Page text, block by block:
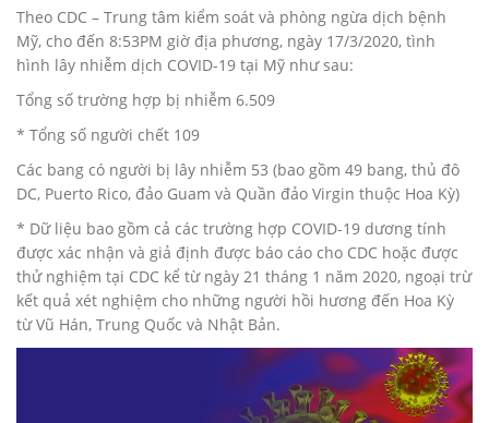
Theo CDC – Trung tâm kiểm soát và phòng ngừa dịch bệnh
Mỹ, cho đến 8:53PM giờ địa phương, ngày 17/3/2020, tình
hình lây nhiễm dịch COVID-19 tại Mỹ như sau:
Tổng số trường hợp bị nhiễm 6.509
* Tổng số người chết 109
Các bang có người bị lây nhiễm 53 (bao gồm 49 bang, thủ đô
DC, Puerto Rico, đảo Guam và Quần đảo Virgin thuộc Hoa Kỳ)
* Dữ liệu bao gồm cả các trường hợp COVID-19 dương tính
được xác nhận và giả định được báo cáo cho CDC hoặc được
thử nghiệm tại CDC kể từ ngày 21 tháng 1 năm 2020, ngoại trừ
kết quả xét nghiệm cho những người hồi hương đến Hoa Kỳ
từ Vũ Hán, Trung Quốc và Nhật Bản.